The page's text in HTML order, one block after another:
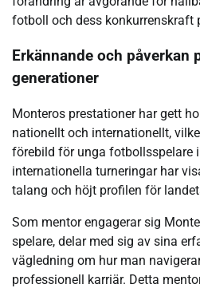
fotboll och dess konkurrenskraft
Erkännande och påverkan
generationer
Monteros prestationer har gett
nationellt och internationellt,
förebild för unga fotbollsspelare
internationella turneringar har
talang och höjt profilen för
Som mentor engagerar sig
spelare, delar med sig av sina
vägledning om hur man
professionell karriär. Detta